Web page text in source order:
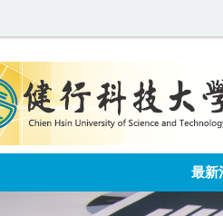
最新